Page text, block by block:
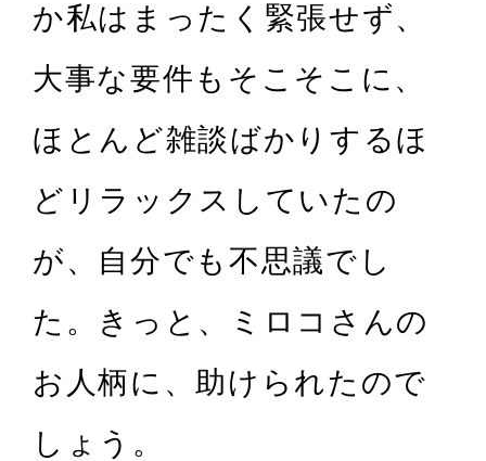
か私はまったく緊張せず、
大事な要件もそこそこに、
ほとんど雑談ばかりするほ
どリラックスしていたの
が、自分でも不思議でし
た。きっと、ミロコさんの
お人柄に、助けられたので
しょう。